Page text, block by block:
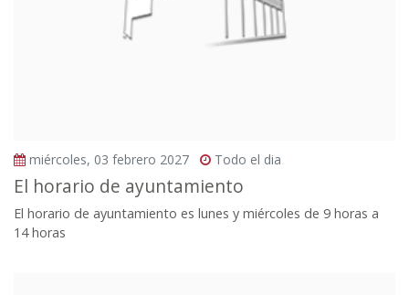
miércoles, 03 febrero 2027 Todo el dia
El horario de ayuntamiento
El horario de ayuntamiento es lunes y miércoles de 9 horas a
14 horas